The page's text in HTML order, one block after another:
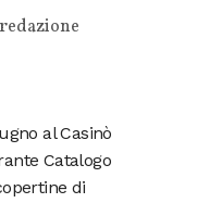
redazione
al Casinò
Catalogo
di